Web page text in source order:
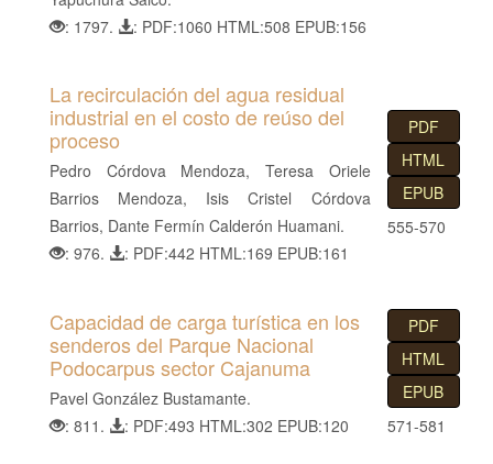
: 1797.
: PDF:1060 HTML:508 EPUB:156
La recirculación del agua residual
industrial en el costo de reúso del
proceso
Pedro Córdova Mendoza, Teresa Oriele
Barrios Mendoza, Isis Cristel Córdova
Barrios, Dante Fermín Calderón Huamani.
: 976.
: PDF:442 HTML:169 EPUB:161
PDF
HTML
EPUB
555-570
Capacidad de carga turística en los
senderos del Parque Nacional
Podocarpus sector Cajanuma
Pavel González Bustamante.
: 811.
: PDF:493 HTML:302 EPUB:120
PDF
HTML
EPUB
571-581